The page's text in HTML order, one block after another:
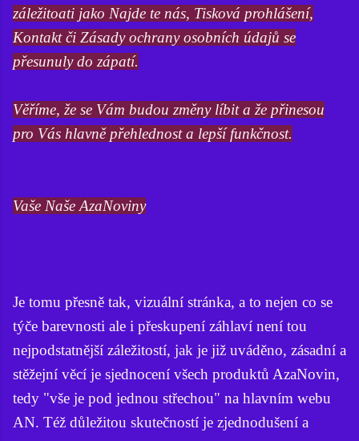
záležitoati jako Najde te nás, Tisková prohlášení,
Kontakt či Zásady ochrany osobních údajů se
přesunuly do zápatí.
Věříme, že se Vám budou změny líbit a že přinesou
pro Vás hlavně přehlednost a lepší funkčnost.
Vaše Naše AzaNoviny
Je tomu přesně tak, vizuální stránka, a to nejen co se
týče barevnosti ale i přeskupení záhlaví není tou
nejpodstatnější záležitostí, jak je již uváděno, zásadní a
stěžejní věcí je sjednocení všech produktů AzaNovin,
tedy "vše je pod jednou střechou" na hlavním webu
AN. Též důležitou skutečností je zjednodušení a